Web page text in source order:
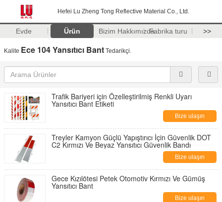
Hefei Lu Zheng Tong Reflective Material Co., Ltd.
Evde Ürün Bizim HakkımızdaFabrika turu >>
Kalite Ece 104 Yansıtıcı Bant Tedarikçi.
Trafik Bariyeri için Özelleştirilmiş Renkli Uyarı
Yansıtıcı Bant Etiketi
Bize ulaşın
Treyler Kamyon Güçlü Yapıştırıcı İçin Güvenlik DOT
C2 Kırmızı Ve Beyaz Yansıtıcı Güvenlik Bandı
Bize ulaşın
Gece Kızılötesi Petek Otomotiv Kırmızı Ve Gümüş
Yansıtıcı Bant
Bize ulaşın